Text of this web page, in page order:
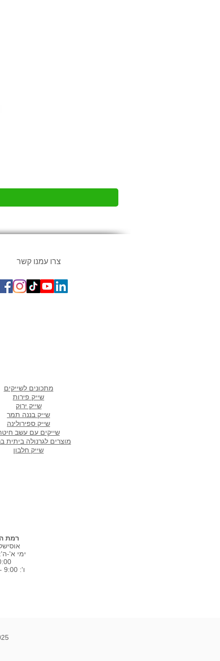
צרו עמנו קשר
מתכונים לשייקים
שייק פירות
שייק ירוק
שייק בננה תמר
שייק ספירולינה
שייקים עם עשב
מוצרים לגרנולה ביתית
שייק חלבון
רמת
ו': 9:00 - 15:00
2025